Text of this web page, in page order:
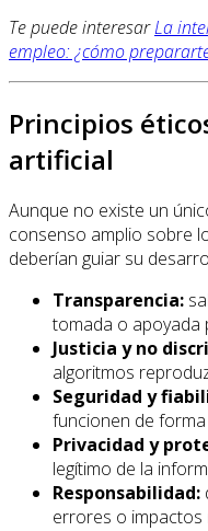
Te puede interesarLa
empleo: ¿cómo
Principios
artificial
Aunque no existe un
consenso amplio sobre
deberían guiar su
Transparencia:
tomada o apoyada
Justicia y no
algoritmos
Seguridad y
funcionen de
Privacidad y
legítimo de la
Responsabilidad:
errores o impactos